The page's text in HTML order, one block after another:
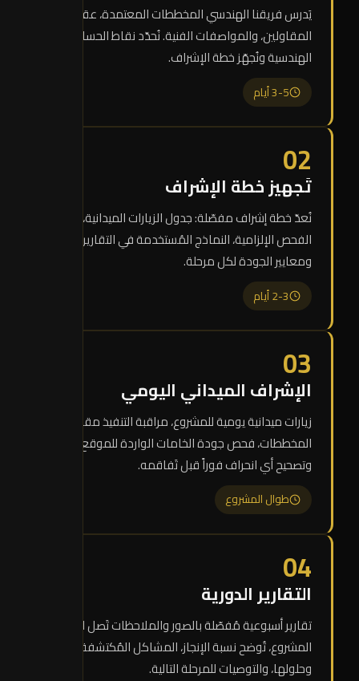
يَدرس فريقنا الهندسي المخططات المعتمدة، عقود
المقاولين، والمواصفات الفنية. نُحدّد نقاط الحساسية
الهندسية ونُجهّز خطة الإشراف.
3-5 أيام
02
تَجهيز خطة الإشراف
نُعدّ خطة إشراف مفصّلة: جدول الزيارات الميدانية، نقاط
الفحص الإلزامية، النماذج المُستخدمة في التقارير،
ومعايير الجودة لكل مرحلة.
2-3 أيام
03
الإشراف الميداني اليومي
زيارات ميدانية يومية للمشروع، مراقبة التنفيذ مقابل
المخططات، فحص جودة الخامات الواردة للموقع،
وتصحيح أي انحراف فوراً قبل تَفاقمه.
طوال المشروع
04
التقارير الدورية
تقارير أسبوعية مُفصّلة بالصور والملاحظات تَصل لصاحب
المشروع، تُوضح نسبة الإنجاز، المشاكل المُكتشفة
وحلولها، والتوصيات للمرحلة التالية.